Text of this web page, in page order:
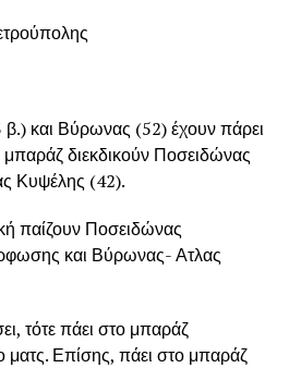
και Βύρωνας (52) έχουν πάρει
διεκδικούν Ποσειδώνας
Κυψέλης (42).
παίζουν Ποσειδώνας
και Βύρωνας- Ατλας
τότε πάει στο μπαράζ
ματς. Επίσης, πάει στο μπαράζ